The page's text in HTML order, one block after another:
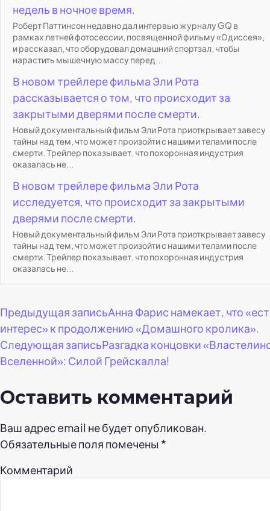
недель в ночное время.
Роберт Паттинсон недавно дал интервью журналу GQ в
рамках летней фотосессии, посвященной фильму «Одиссея»,
и рассказал, что оборудовал домашний спортзал, чтобы
нарастить мышечную массу перед...
В новом трейлере фильма Эли Рота
рассказывается о том, что происходит за
закрытыми дверями после смерти.
Новый документальный фильм Эли Рота приоткрывает завесу
тайны над тем, что может произойти с нашими телами после
смерти. Трейлер показывает, что похоронная индустрия
оказалась не...
В новом трейлере фильма Эли Рота
исследуется, что происходит за закрытыми
дверями после смерти.
Новый документальный фильм Эли Рота приоткрывает завесу
тайны над тем, что может произойти с нашими телами после
смерти. Трейлер показывает, что похоронная индустрия
оказалась не...
Навигация
по
записям
Предыдущая записьАнна Фарис намекает, что
интерес» к продолжению «Домашного кролика».
Следующая записьРазгадка концовки
Вселенной»: Силой Грейскалла!
Оставить комментарий
Ваш адрес email не будет опубликован.
Обязательные поля помечены *
Комментарий